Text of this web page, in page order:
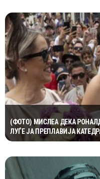
(ФОТО) МИСЛЕА ДЕКА
ЛУЃЕ ЈА ПРЕПЛАВИЈА